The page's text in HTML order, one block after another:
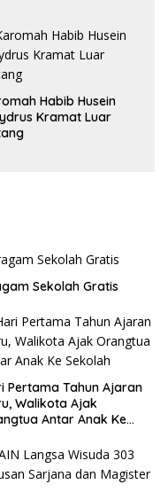
Habib Husein
Kramat Luar
Sekolah Gratis
Pertama Tahun Ajaran
Walikota Ajak
Antar Anak Ke